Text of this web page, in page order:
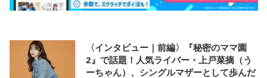
〈インタビュー｜前編〉『秘密のママ園
2』で話題！人気ライバー・上戸菜摘（う
ーちゃん）、シングルマザーとして歩んだ